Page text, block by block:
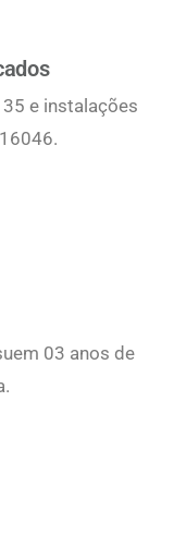
e instalações
03 anos de